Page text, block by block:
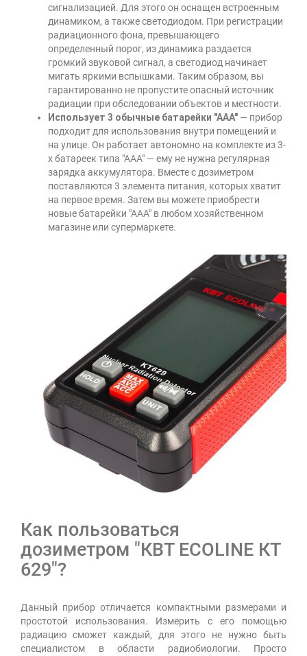
сигнализацией. Для этого он оснащен встроенным
динамиком, а также светодиодом. При регистрации
радиационного фона, превышающего
определенный порог, из динамика раздается
громкий звуковой сигнал, а светодиод начинает
мигать яркими вспышками. Таким образом, вы
гарантированно не пропустите опасный источник
радиации при обследовании объектов и местности.
Использует 3 обычные батарейки "ААА" — прибор
подходит для использования внутри помещений и
на улице. Он работает автономно на комплекте из 3-
х батареек типа "ААА" — ему не нужна регулярная
зарядка аккумулятора. Вместе с дозиметром
поставляются 3 элемента питания, которых хватит
на первое время. Затем вы можете приобрести
новые батарейки "ААА" в любом хозяйственном
магазине или супермаркете.
Как пользоваться
дозиметром "КВТ ECOLINE КТ
629"?
Данный прибор отличается компактными размерами и
простотой использования. Измерить с его помощью
радиацию сможет каждый, для этого не нужно быть
специалистом в области радиобиологии. Просто